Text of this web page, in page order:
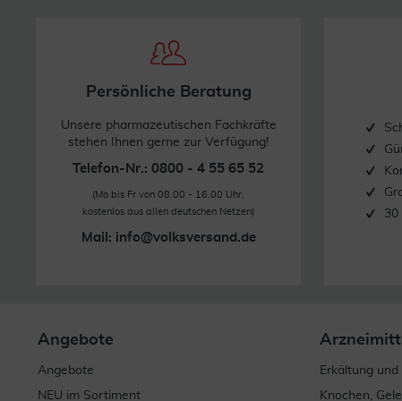
Persönliche Beratung
Unsere pharmazeutischen Fachkräfte
stehen Ihnen gerne zur Verfügung!
Telefon-Nr.: 0800 - 4 55 65 52
(Mo bis Fr von 08.00 - 16.00 Uhr,
kostenlos aus allen deutschen Netzen)
Mail: info@volksversand.de
30
Angebote
Angebote
NEU im Sortiment
Erkältung und
Knochen,